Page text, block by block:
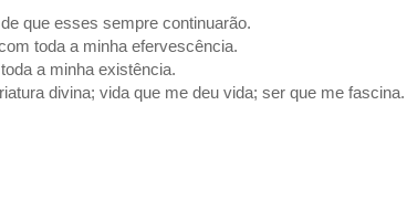
que esses sempre continuarão.
toda a minha efervescência.
a minha existência.
divina; vida que me deu vida; ser que me fascina.